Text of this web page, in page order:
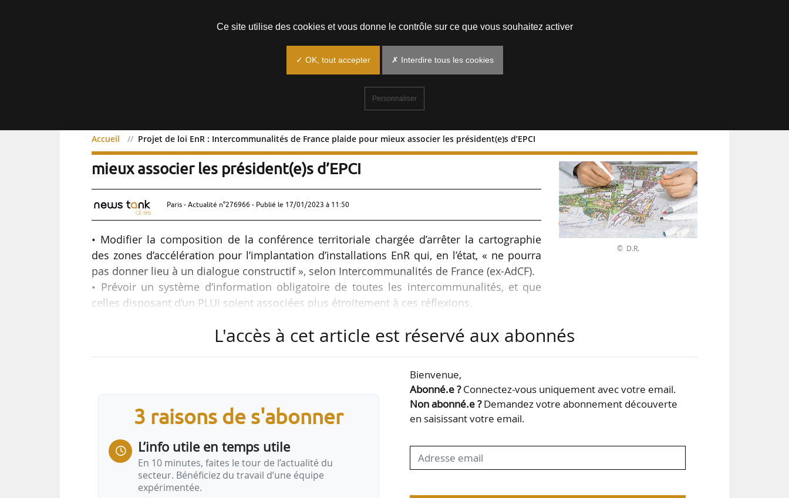
Accueil Projet de loi EnR : Intercommunalités de France plaide pour mieux associer les président(e)s d’EPCI
Projet de loi EnR : Intercommunalités de France plaide pour
mieux associer les président(e)s d’EPCI
Paris - Actualité n°276966 - Publié le 17/01/2023 à 11:50
• Modifier la composition de la conférence territoriale chargée d’arrêter la cartographie
des zones d’accélération pour l’implantation d’installations EnR qui, en l’état, « ne pourra
pas donner lieu à un dialogue constructif », selon Intercommunalités de France (ex-AdCF).
• Prévoir un système d’information obligatoire de toutes les intercommunalités, et que
celles disposant d’un PLUi soient associées plus étroitement à ces réflexions.
complémentaires sur la cartographie établie par la conférence territoriale n’est pas
© D.R.
L'accès à cet article est réservé aux abonnés
3 raisons de s'abonner
L’info utile en temps utile
En 10 minutes, faites le tour de l’actualité du
secteur. Bénéficiez du travail d’une équipe
expérimentée.
Bienvenue,
Abonné.e ?Connectez-vous uniquement avec votre email.
Non abonné.e ?Demandez votre abonnement découverte
en saisissant votre email.
Ce site utilise des cookies et vous donne le contrôle sur ce que vous souhaitez activer
✓ OK, tout accepter ✗ Interdire tous les cookies
Personnaliser